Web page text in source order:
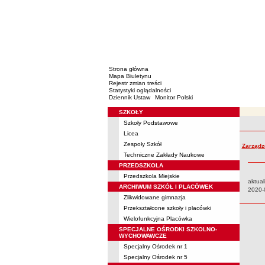
Strona główna
Mapa Biuletynu
Rejestr zmian treści
Statystyki oglądalności
Dziennik Ustaw
Monitor Polski
Menu
SZKOŁY
Szkoły Podstawowe
Licea
Zespoły Szkół
Techniczne Zakłady Naukowe
PRZEDSZKOLA
Przedszkola Miejskie
ARCHIWUM SZKÓŁ I PLACÓWEK
Zlikwidowane gimnazja
Przekształcone szkoły i placówki
Wielofunkcyjna Placówka
SPECJALNE OŚRODKI SZKOLNO-
WYCHOWAWCZE
Specjalny Ośrodek nr 1
Specjalny Ośrodek nr 5
Data:
2020-